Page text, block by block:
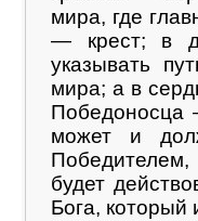
мира, где
— крест; в
указывать
мира; а в
Победоносца
может и
будет
Бога, который